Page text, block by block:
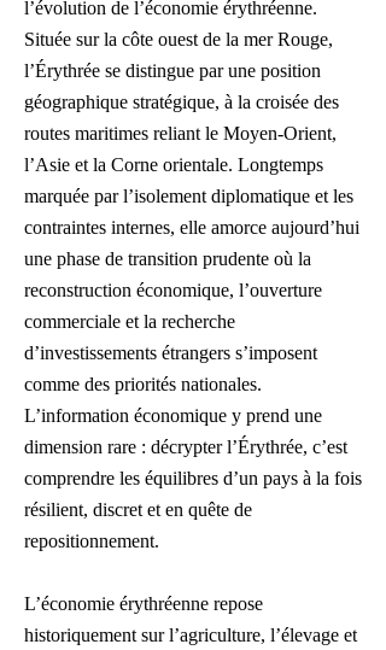
l’évolution de l’économie érythréenne.
Située sur la côte ouest de la mer Rouge,
l’Érythrée se distingue par une position
géographique stratégique, à la croisée des
routes maritimes reliant le Moyen-Orient,
l’Asie et la Corne orientale. Longtemps
marquée par l’isolement diplomatique et les
contraintes internes, elle amorce aujourd’hui
une phase de transition prudente où la
reconstruction économique, l’ouverture
commerciale et la recherche
d’investissements étrangers s’imposent
comme des priorités nationales.
L’information économique y prend une
dimension rare : décrypter l’Érythrée, c’est
comprendre les équilibres d’un pays à la fois
résilient, discret et en quête de
repositionnement.
L’économie érythréenne repose
historiquement sur l’agriculture, l’élevage et